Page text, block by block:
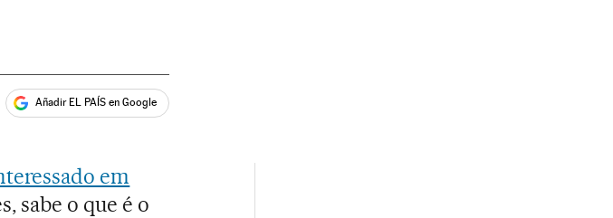
Añadir EL PAÍS en Google
em
sabe o que é o